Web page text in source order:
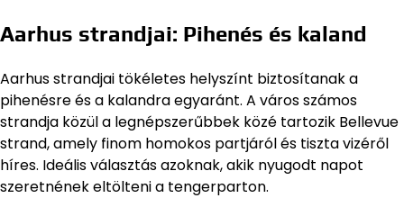
Aarhus strandjai: Pihenés és kaland
Aarhus strandjai tökéletes helyszínt biztosítanak a
pihenésre és a kalandra egyaránt. A város számos
strandja közül a legnépszerűbbek közé tartozik Bellevue
strand, amely finom homokos partjáról és tiszta vizéről
híres. Ideális választás azoknak, akik nyugodt napot
szeretnének eltölteni a tengerparton.